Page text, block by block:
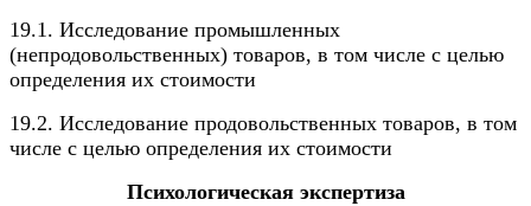
19.1. Исследование промышленных
(непродовольственных) товаров, в том числе с целью
определения их стоимости
19.2. Исследование продовольственных товаров, в том
числе с целью определения их стоимости
Психологическая экспертиза